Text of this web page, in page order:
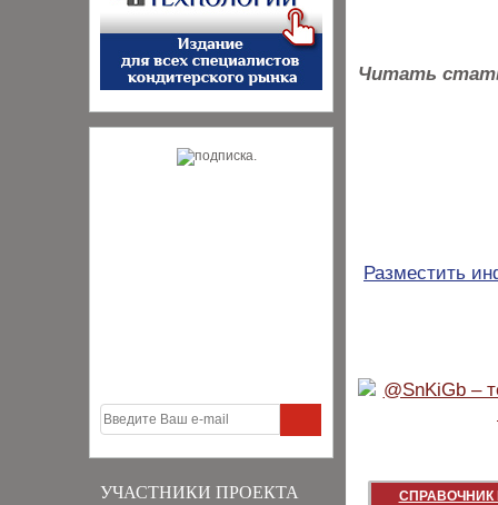
УЧАСТНИКИ ПРОЕКТА
Читать
Разместить
СПРАВОЧНИК